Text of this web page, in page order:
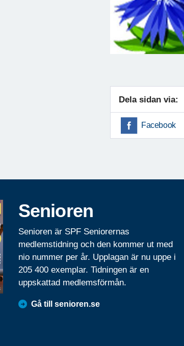
Dela sidan via:
Facebook
Senioren
Senioren är SPF Seniorernas
medlemstidning och den kommer ut med
nio nummer per år. Upplagan är nu uppe i
205 400 exemplar. Tidningen är en
uppskattad medlemsförmån.
Gå till senioren.se